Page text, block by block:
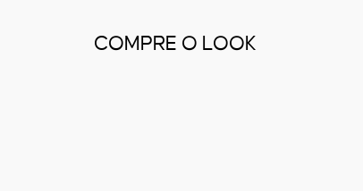
COMPRE O LOOK